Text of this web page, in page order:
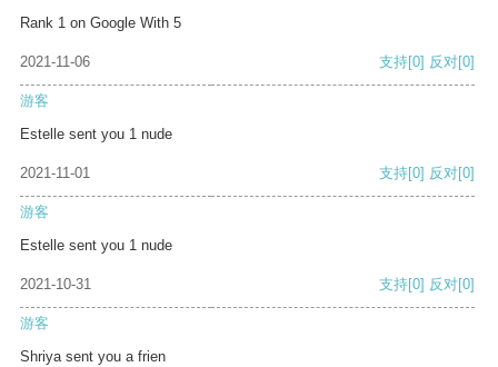
Rank 1 on Google With 5
2021-11-06 支持[0] 反对[0]
游客
Estelle sent you 1 nude
2021-11-01 支持[0] 反对[0]
游客
Estelle sent you 1 nude
2021-10-31 支持[0] 反对[0]
游客
Shriya sent you a frien